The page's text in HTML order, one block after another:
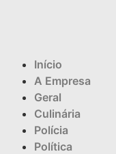
Início
A Empresa
Geral
Culinária
Polícia
Política